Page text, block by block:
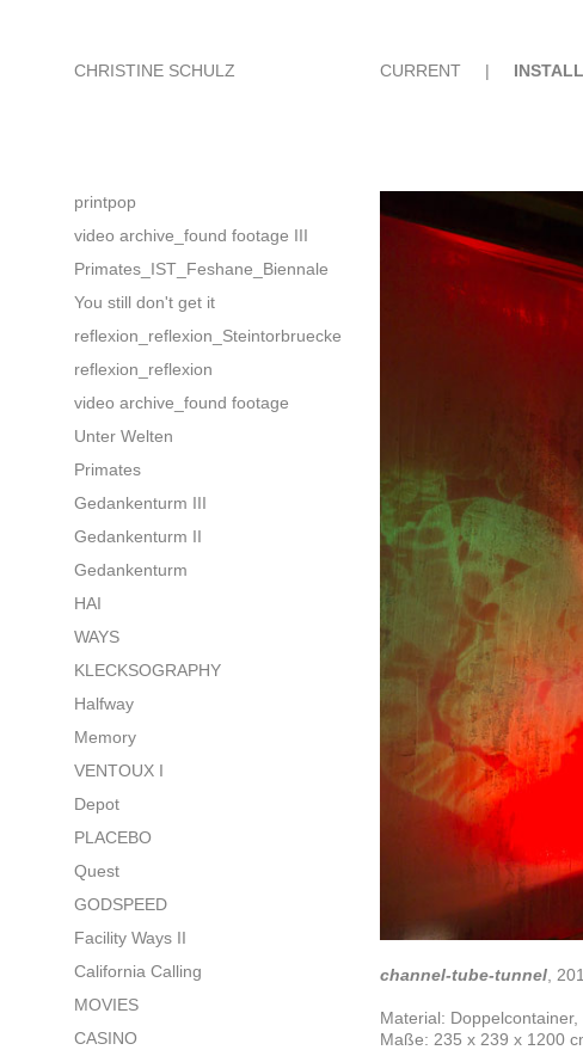
CHRISTINE SCHULZ CURRENT |
printpop
video archive_found footage III
Primates_IST_Feshane_Biennale
You still don't get it
reflexion_reflexion_Steintorbruecke
reflexion_reflexion
video archive_found footage
Unter Welten
Primates
Gedankenturm III
Gedankenturm II
Gedankenturm
HAI
WAYS
KLECKSOGRAPHY
Halfway
Memory
VENTOUX I
Depot
PLACEBO
Quest
GODSPEED
Facility Ways II
California Calling
MOVIES
CASINO
channel-tube-tunnel ,
Material:
Maße: 235 x 239 x 1200